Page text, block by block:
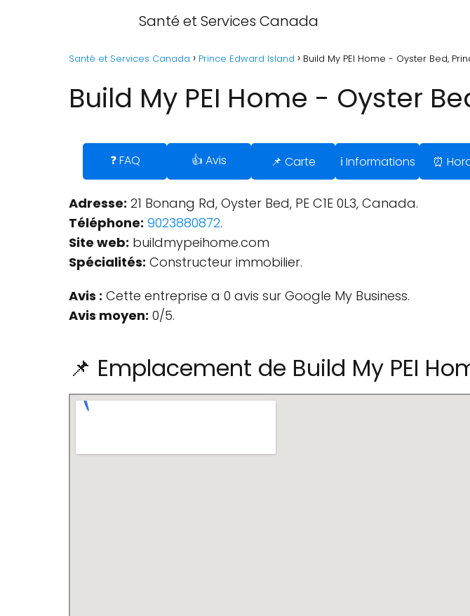
Santé et Services Canada
Santé et Services Canada Prince Edward Island Build My PEI Home - Oyster Bed,
Build My PEI Home - Oyster
❓ FAQ 👍 Avis 📌 Carte ℹ️ Informations ⏰
Adresse: 21 Bonang Rd, Oyster Bed, PE C1E 0L3, Canada.
Téléphone: 9023880872.
Site web: buildmypeihome.com
Spécialités: Constructeur immobilier.
Avis : Cette entreprise a 0 avis sur Google My Business.
Avis moyen: 0/5.
📌 Emplacement de Build My PEI